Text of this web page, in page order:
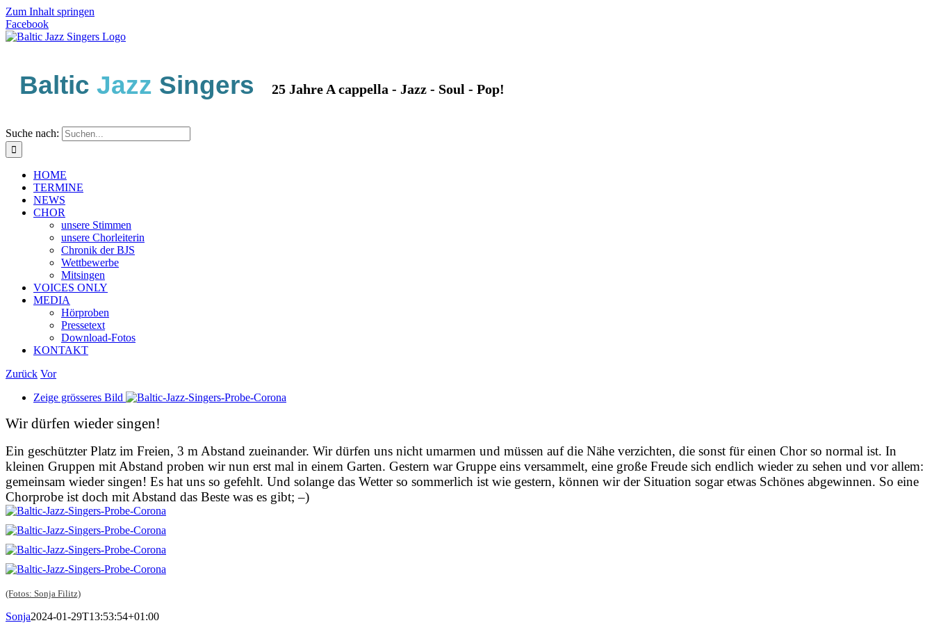
Zum Inhalt springen
Facebook
Baltic Jazz Singers 25 Jahre A cappella - Jazz - Soul - Pop!
Suche nach:
HOME
TERMINE
NEWS
CHOR
unsere Stimmen
unsere Chorleiterin
Chronik der BJS
Wettbewerbe
Mitsingen
VOICES ONLY
MEDIA
Hörproben
Pressetext
Download-Fotos
KONTAKT
Zurück Vor
Zeige grösseres Bild
Wir dürfen wieder singen!
Ein geschützter Platz im Freien, 3 m Abstand zueinander. Wir dürfen uns nicht umarmen und müssen auf die Nähe verzichten, die sonst für einen Chor so normal ist. In
kleinen Gruppen mit Abstand proben wir nun erst mal in einem Garten. Gestern war Gruppe eins versammelt, eine große Freude sich endlich wieder zu sehen und vor allem:
gemeinsam wieder singen! Es hat uns so gefehlt. Und solange das Wetter so sommerlich ist wie gestern, können wir der Situation sogar etwas Schönes abgewinnen. So eine
Chorprobe ist doch mit Abstand das Beste was es gibt; –)
(Fotos: Sonja Filitz)
Sonja2024-01-29T13:53:54+01:00